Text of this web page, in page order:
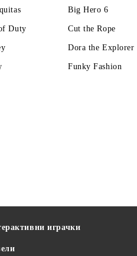
Big Hero 6
Duty Cut the Rope
Dora the Explorer
Funky Fashion
играчки